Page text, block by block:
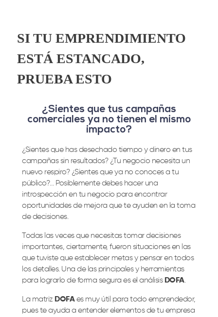
SI TU EMPRENDIMIENTO
ESTÁ ESTANCADO,
PRUEBA ESTO
¿Sientes que tus campañas
comerciales ya no tienen el mismo
impacto?
¿Sientes que has desechado tiempo y dinero en tus
campañas sin resultados? ¿Tu negocio necesita un
nuevo respiro? ¿Sientes que ya no conoces a tu
público?… Posiblemente debes hacer una
introspección en tu negocio para encontrar
oportunidades de mejora que te ayuden en la toma
de decisiones.
Todas las veces que necesitas tomar decisiones
importantes, ciertamente, fueron situaciones en las
que tuviste que establecer metas y pensar en todos
los detalles. Una de las principales y herramientas
para lograrlo de forma segura es el análisis DOFA.
La matriz DOFAes muy útil para todo emprendedor,
pues te ayuda a entender elementos de tu empresa